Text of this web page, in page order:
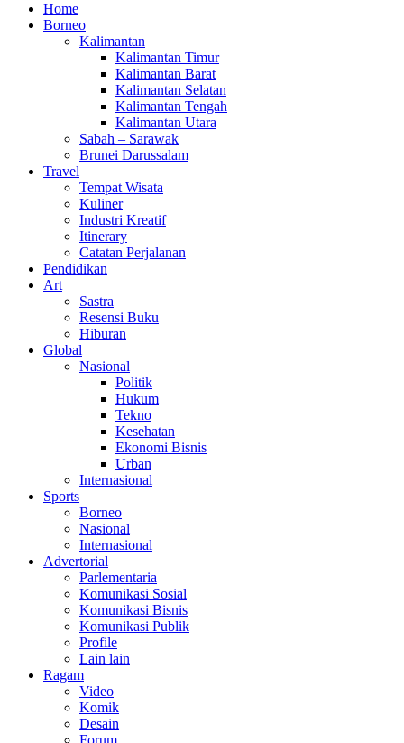
Home
Borneo
Kalimantan
Kalimantan Timur
Kalimantan Barat
Kalimantan Selatan
Kalimantan Tengah
Kalimantan Utara
Sabah – Sarawak
Brunei Darussalam
Travel
Tempat Wisata
Kuliner
Industri Kreatif
Itinerary
Catatan Perjalanan
Pendidikan
Art
Sastra
Resensi Buku
Hiburan
Global
Nasional
Politik
Hukum
Tekno
Kesehatan
Ekonomi Bisnis
Urban
Internasional
Sports
Borneo
Nasional
Internasional
Advertorial
Parlementaria
Komunikasi Sosial
Komunikasi Bisnis
Komunikasi Publik
Profile
Lain lain
Ragam
Video
Komik
Desain
Forum